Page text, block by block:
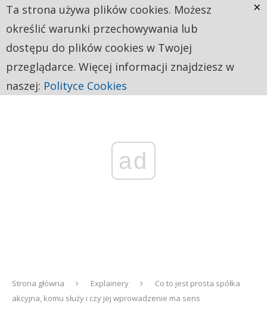
ad
Strona główna Explainery
Co to jest prosta spółka
akcyjna, komu służy i czy jej wprowadzenie ma sens
Ta strona używa plików cookies. Możesz
określić warunki przechowywania lub
dostępu do plików cookies w Twojej
przeglądarce. Więcej informacji znajdziesz w
naszej: Polityce Cookies
×